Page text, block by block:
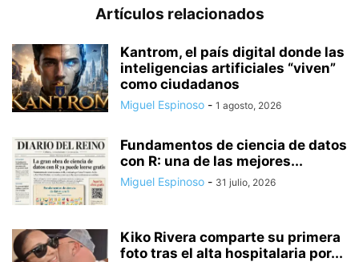
Artículos relacionados
Kantrom, el país digital donde las
inteligencias artificiales “viven”
como ciudadanos
Miguel Espinoso - 1 agosto, 2026
Fundamentos de ciencia de datos
con R: una de las mejores...
Miguel Espinoso - 31 julio, 2026
Kiko Rivera comparte su primera
foto tras el alta hospitalaria por...